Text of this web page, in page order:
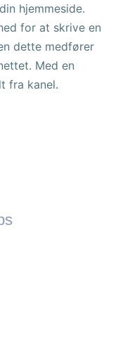
hjemmeside.
for at skrive en
dette medfører
Med en
fra kanel.